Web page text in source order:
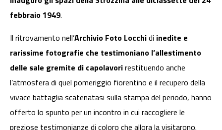
febbraio 1949.
Il ritrovamento nell’Archivio Foto Locchidi inedite e
rarissime fotografie che testimoniano l’allestimento
delle sale gremite di capolavorirestituendo anche
l’atmosfera di quel pomeriggio fiorentino e il recupero della
vivace battaglia scatenatasi sulla stampa del periodo, hanno
offerto lo spunto per un incontro in cui raccogliere le
preziose testimonianze di coloro che allora la visitarono.